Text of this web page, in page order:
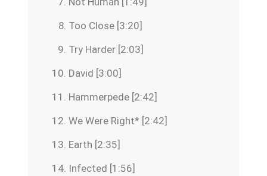
Too Close [3:20]
Try Harder [2:03]
David [3:00]
Hammerpede [2:42]
We Were Right* [2:42]
Earth [2:35]
Infected [1:56]